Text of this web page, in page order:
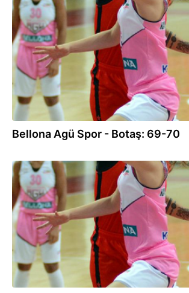
30.12.2016
Bellona Agü Spor - Botaş: 69-70
30.12.2016